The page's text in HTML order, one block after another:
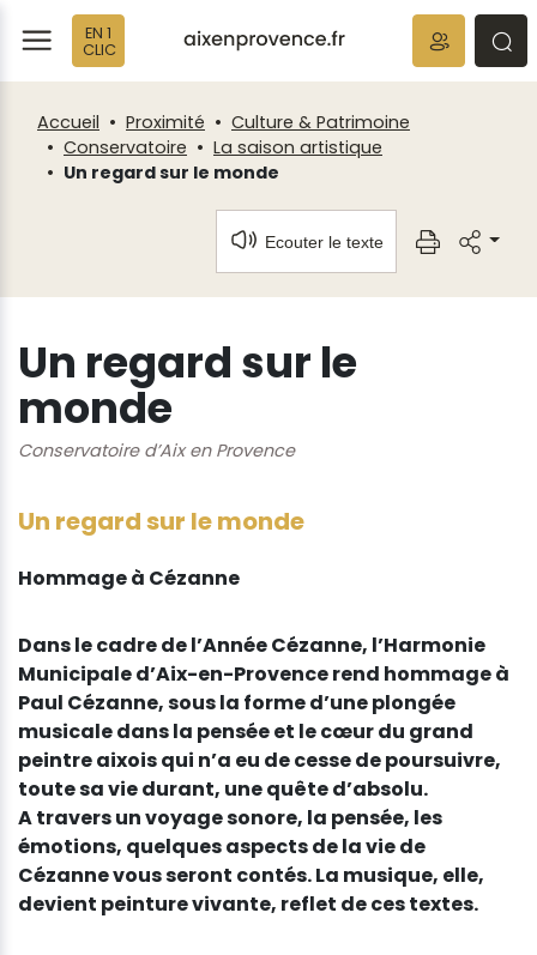
EN 1
CLIC
Accueil Proximité
Culture & Patrimoine
Conservatoire
La saison artistique
Un regard sur le monde
Ecouter le texte
Un regard sur le
monde
Conservatoire d’Aix en Provence
Un regard sur le monde
Hommage à Cézanne
Dans le cadre de l’Année Cézanne, l’Harmonie
Municipale d’Aix-en-Provence rend hommage à
Paul Cézanne, sous la forme d’une plongée
musicale dans la pensée et le cœur du grand
peintre aixois qui n’a eu de cesse de poursuivre,
toute sa vie durant, une quête d’absolu.
A travers un voyage sonore, la pensée, les
émotions, quelques aspects de la vie de
Cézanne vous seront contés. La musique, elle,
devient peinture vivante, reflet de ces textes.
Fenêtre
de
chat
Panneau de gestion des cookies